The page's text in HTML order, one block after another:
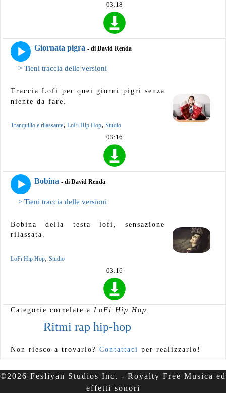
03:18
Giornata pigra - di David Renda
> Tieni traccia delle versioni
Traccia Lofi per quei giorni pigri senza
niente da fare.
Tranquillo e rilassante, LoFi Hip Hop, Studio
03:16
Bobina - di David Renda
> Tieni traccia delle versioni
Bobina della testa lofi, sensazione
rilassata.
LoFi Hip Hop, Studio
03:16
Categorie correlate a LoFi Hip Hop :
Ritmi rap hip-hop
Non riesco a trovarlo? Contattaci per realizzarlo!
©2026 Fesliyan Studios Inc. - Royalty Free Musica ed
effetti sonori